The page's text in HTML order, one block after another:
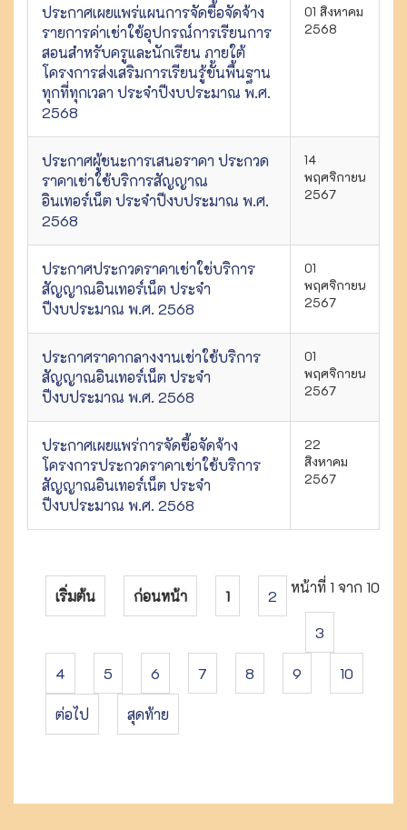
ประกาศเผยแพร่แผนการจัดซื้อจัดจ้าง
รายการค่าเช่าใช้อุปกรณ์การเรียนการ
สอนสำหรับครูและนักเรียน ภายใต้
โครงการส่งเสริมการเรียนรู้ขั้นพื้นฐาน
ทุกที่ทุกเวลา ประจำปีงบประมาณ พ.ศ.
2568
01 สิงหาคม
2568
ประกาศผู้ชนะการเสนอราคา ประกวด
ราคาเช่าใช้บริการสัญญาณ
อินเทอร์เน็ต ประจำปีงบประมาณ พ.ศ.
2568
14
พฤศจิกายน
2567
ประกาศประกวดราคาเช่าใช่บริการ
สัญญาณอินเทอร์เน็ต ประจำ
ปีงบประมาณ พ.ศ. 2568
01
พฤศจิกายน
2567
ประกาศราคากลางงานเช่าใช้บริการ
สัญญาณอินเทอร์เน็ต ประจำ
ปีงบประมาณ พ.ศ. 2568
01
พฤศจิกายน
2567
ประกาศเผยแพร่การจัดซื้อจัดจ้าง
โครงการประกวดราคาเช่าใช้บริการ
สัญญาณอินเทอร์เน็ต ประจำ
ปีงบประมาณ พ.ศ. 2568
22
สิงหาคม
2567
หน้าที่ 1 จาก 10
เริ่มต้น ก่อนหน้า 1
2
3
4 5 6 7 8 9 10
ต่อไป สุดท้าย